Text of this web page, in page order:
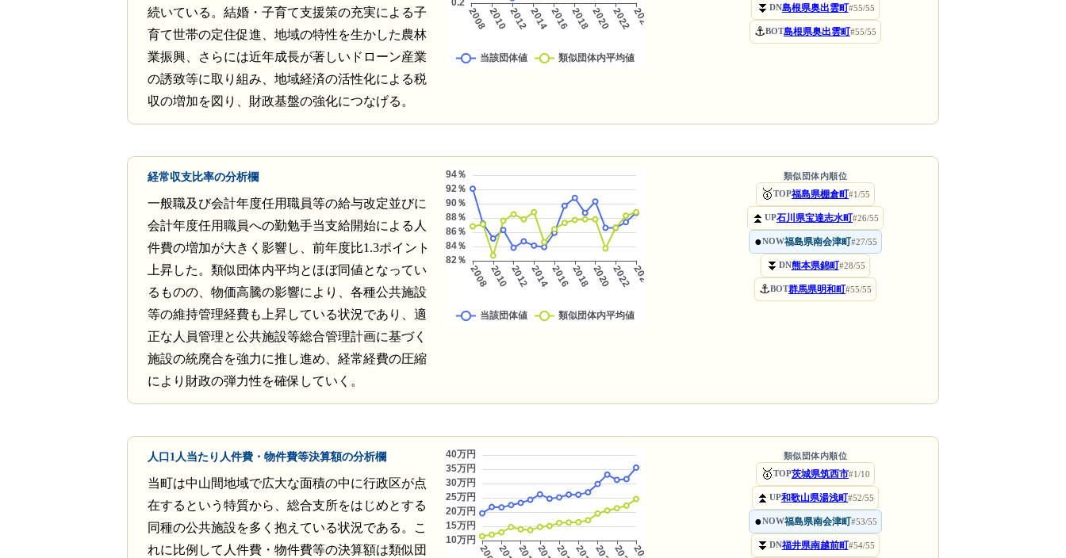
続いている。結婚・子育て支援策の充実による子
育て世帯の定住促進、地域の特性を生かした農林
業振興、さらには近年成長が著しいドローン産業
の誘致等に取り組み、地域経済の活性化による税
収の増加を図り、財政基盤の強化につなげる。
⏬ DN島根県奥出雲町#55/55
⚓BOT島根県奥出雲町#55/55
経常収支比率の分析欄
一般職及び会計年度任用職員等の給与改定並びに
会計年度任用職員への勤勉手当支給開始による人
件費の増加が大きく影響し、前年度比1.3ポイント
上昇した。類似団体内平均とほぼ同値となってい
るものの、物価高騰の影響により、各種公共施設
等の維持管理経費も上昇している状況であり、適
正な人員管理と公共施設等総合管理計画に基づく
施設の統廃合を強力に推し進め、経常経費の圧縮
により財政の弾力性を確保していく。
類似団体内順位
🥇TOP福島県棚倉町#1/55
⏫ UP石川県宝達志水町#26/55
●NOW福島県南会津町#27/55
⏬ DN熊本県錦町#28/55
⚓BOT群馬県明和町#55/55
人口1人当たり人件費・物件費等決算額の分析欄
当町は中山間地域で広大な面積の中に行政区が点
在するという特質から、総合支所をはじめとする
同種の公共施設を多く抱えている状況である。こ
れに比例して人件費・物件費等の決算額は類似団
類似団体内順位
🥇TOP茨城県筑西市#1/10
⏫ UP和歌山県湯浅町#52/55
●NOW福島県南会津町#53/55
⏬ DN福井県南越前町#54/55